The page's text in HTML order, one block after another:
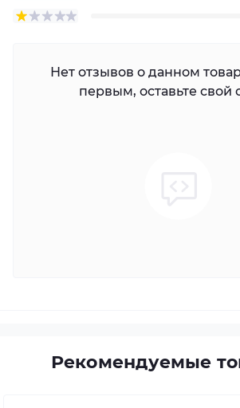
Нет отзывов о данном
первым, оставьте свой
Рекомендуемые